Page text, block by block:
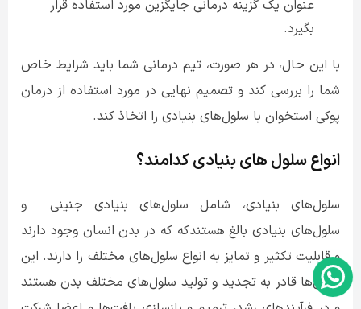
عنوان یک گزینه درمانی جایگزین مورد استفاده قرار
بگیرد.
با این حال، در هر صورت، تیم درمانی شما باید شرایط خاص
شما را بررسی کند و تصمیم نهایی در مورد استفاده از درمان
پوکی استخوان با سلول‌های بنیادی را اتخاذ کند.
انواع سلول های بنیادی کدامند؟
سلول‌های بنیادی، شامل سلول‌های بنیادی جنینی
و
سلول‌های بنیادی بالغ هستندکه که در بدن انسان وجود دارند
و قابلیت تکثیر و تمایز به انواع سلول‌های مختلف را دارند. این
سلول‌ها قادر به تجدید و تولید سلول‌های مختلف بدن هستند